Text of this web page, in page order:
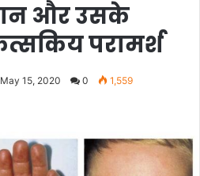
और उसके
परामर्श
May 15, 2020 0 1,559